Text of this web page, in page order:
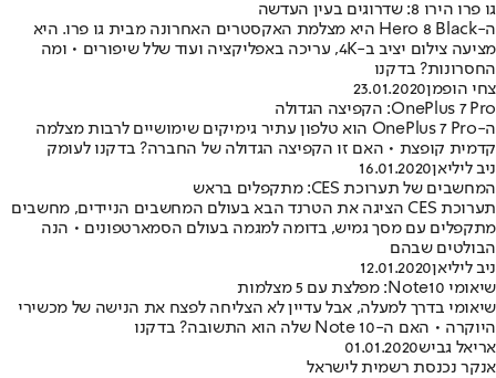
גו פרו הירו 8: שדרוגים בעין העדשה
ה-Hero 8 Black היא מצלמת האקסטרים האחרונה מבית גו פרו. היא
מציעה צילום יציב ב-4K, עריכה באפליקציה ועוד שלל שיפורים • ומה
החסרונות? בדקנו
צחי הופמן23.01.2020
OnePlus 7 Pro: הקפיצה הגדולה
ה-OnePlus 7 Pro הוא טלפון עתיר גימיקים שימושיים לרבות מצלמה
קדמית קופצת • האם זו הקפיצה הגדולה של החברה? בדקנו לעומק
ניב ליליאן16.01.2020
המחשבים של תערוכת CES: מתקפלים בראש
תערוכת CES הציגה את הטרנד הבא בעולם המחשבים הניידים, מחשבים
מתקפלים עם מסך גמיש, בדומה למגמה בעולם הסמארטפונים • הנה
הבולטים שבהם
ניב ליליאן12.01.2020
שיאומי Note10: מפלצת עם 5 מצלמות
שיאומי בדרך למעלה, אבל עדיין לא הצליחה לפצח את הנישה של מכשירי
היוקרה • האם ה-Note 10 שלה הוא התשובה? בדקנו
אריאל גביש01.01.2020
אנקר נכנסת רשמית לישראל